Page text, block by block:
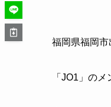
福岡県福岡市
「JO1」のメ